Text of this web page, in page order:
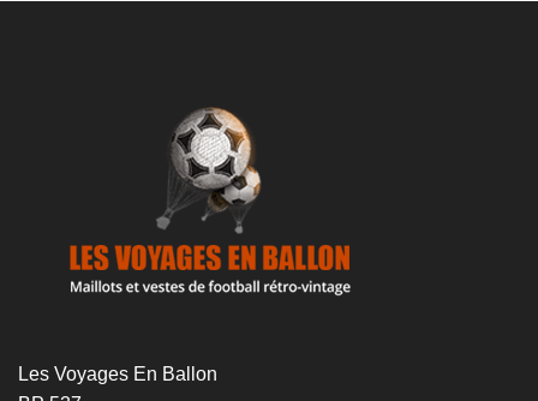
Les Voyages En Ballon